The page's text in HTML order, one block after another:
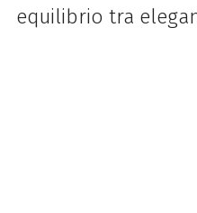
equilibrio tra